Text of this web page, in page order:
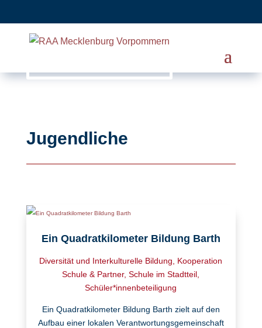
Jugendliche
Ein Quadratkilometer Bildung Barth
Diversität und Interkulturelle Bildung
Kooperation
Schule & Partner, Schule im Stadtteil
Schüler*innenbeteiligung
Ein Quadratkilometer Bildung Barth zielt auf den
Aufbau einer lokalen Verantwortungsgemeinschaft